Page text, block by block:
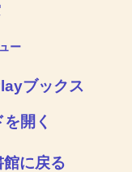
ー
ブックス
開く
館に戻る